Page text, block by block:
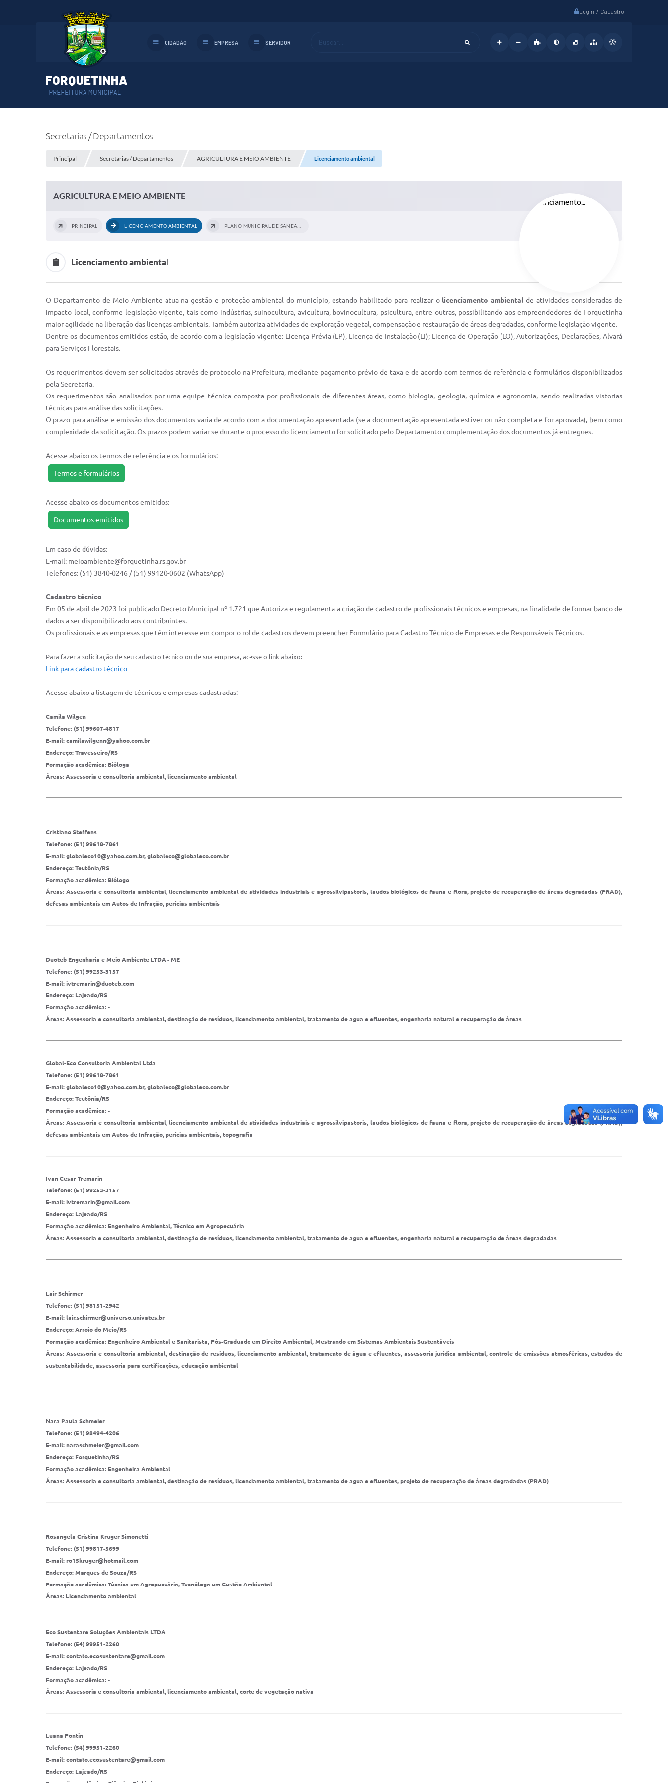
Login / Cadastro
Buscar...
CIDADÃO EMPRESA SERVIDOR
Secretarias / Departamentos
Principal Secretarias / Departamentos AGRICULTURA E MEIO AMBIENTE Licenciamento ambiental
AGRICULTURA E MEIO AMBIENTE
PRINCIPAL LICENCIAMENTO AMBIENTAL
Licenciamento ambiental
O Departamento de Meio Ambiente atua na gestão e proteção ambiental do município, estando habilitado para realizar o licenciamento ambiental de atividades consideradas de
impacto local, conforme legislação vigente, tais como indústrias, suinocultura, avicultura, bovinocultura, psicultura, entre outras, possibilitando aos empreendedores de Forquetinha
maior agilidade na liberação das licenças ambientais. Também autoriza atividades de exploração vegetal, compensação e restauração de áreas degradadas, conforme legislação vigente.
Dentre os documentos emitidos estão, de acordo com a legislação vigente: Licença Prévia (LP), Licença de Instalação (LI); Licença de Operação (LO), Autorizações, Declarações, Alvará
para Serviços Florestais.
Os requerimentos devem ser solicitados através de protocolo na Prefeitura, mediante pagamento prévio de taxa e de acordo com termos de referência e formulários disponibilizados
pela Secretaria.
Os requerimentos são analisados por uma equipe técnica composta por profissionais de diferentes áreas, como biologia, geologia, química e agronomia, sendo realizadas vistorias
técnicas para análise das solicitações.
O prazo para análise e emissão dos documentos varia de acordo com a documentação apresentada (se a documentação apresentada estiver ou não completa e for aprovada), bem como
complexidade da solicitação. Os prazos podem variar se durante o processo do licenciamento for solicitado pelo Departamento complementação dos documentos já entregues.
Acesse abaixo os termos de referência e os formulários:
Termos e formulários
Acesse abaixo os documentos emitidos:
Documentos emitidos
Em caso de dúvidas:
E-mail: meioambiente@forquetinha.rs.gov.br
Telefones: (51) 3840-0246 / (51) 99120-0602 (WhatsApp)
Cadastro técnico
Em 05 de abril de 2023 foi publicado Decreto Municipal nº 1.721 que Autoriza e regulamenta a criação de cadastro de profissionais técnicos e empresas, na finalidade de formar banco de
dados a ser disponibilizado aos contribuintes.
Os profissionais e as empresas que têm interesse em compor o rol de cadastros devem preencher Formulário para Cadastro Técnico de Empresas e de Responsáveis Técnicos.
Para fazer a solicitação de seu cadastro técnico ou de sua empresa, acesse o link abaixo:
Link para cadastro técnico
Acesse abaixo a listagem de técnicos e empresas cadastradas:
Camila Wilgen
Telefone: (51) 99607-4817
E-mail: camilawilgenn@yahoo.com.br
Endereço: Travesseiro/RS
Formação acadêmica: Bióloga
Áreas: Assessoria e consultoria ambiental, licenciamento ambiental
Cristiano Steffens
Telefone: (51) 99618-7861
E-mail: globaleco10@yahoo.com.br, globaleco@globaleco.com.br
Endereço: Teutônia/RS
Formação acadêmica: Biólogo
Áreas: Assessoria e consultoria ambiental, licenciamento ambiental de atividades industriais e agrossilvipastoris, laudos biológicos de fauna e flora, projeto de recuperação de áreas degradadas (PRAD),
defesas ambientais em Autos de Infração, perícias ambientais
Duoteb Engenharia e Meio Ambiente LTDA - ME
Telefone: (51) 99253-3157
E-mail: ivtremarin@duoteb.com
Endereço: Lajeado/RS
Formação acadêmica: -
Áreas: Assessoria e consultoria ambiental, destinação de resíduos, licenciamento ambiental, tratamento de agua e efluentes, engenharia natural e recuperação de áreas
Global-Eco Consultoria Ambiental Ltda
Telefone: (51) 99618-7861
E-mail: globaleco10@yahoo.com.br, globaleco@globaleco.com.br
Endereço: Teutônia/RS
Formação acadêmica: -
Áreas: Assessoria e consultoria ambiental, licenciamento ambiental de atividades industriais e agrossilvipastoris, laudos biológicos de fauna e flora, projeto de recuperação de áreas degradadas (PRAD),
defesas ambientais em Autos de Infração, perícias ambientais, topografia
Ivan Cesar Tremarin
Telefone: (51) 99253-3157
E-mail: ivtremarin@gmail.com
Endereço: Lajeado/RS
Formação acadêmica: Engenheiro Ambiental, Técnico em Agropecuária
Áreas: Assessoria e consultoria ambiental, destinação de resíduos, licenciamento ambiental, tratamento de agua e efluentes, engenharia natural e recuperação de áreas degradadas
Lair Schirmer
Telefone: (51) 98151-2942
E-mail: lair.schirmer@universo.univates.br
Endereço: Arroio do Meio/RS
Formação acadêmica: Engenheiro Ambiental e Sanitarista, Pós-Graduado em Direito Ambiental, Mestrando em Sistemas Ambientais Sustentáveis
Áreas: Assessoria e consultoria ambiental, destinação de resíduos, licenciamento ambiental, tratamento de água e efluentes, assessoria jurídica ambiental, controle de emissões atmosféricas, estudos de
sustentabilidade, assessoria para certificações, educação ambiental
Nara Paula Schmeier
Telefone: (51) 98494-4206
E-mail: naraschmeier@gmail.com
Endereço: Forquetinha/RS
Formação acadêmica: Engenheira Ambiental
Áreas: Assessoria e consultoria ambiental, destinação de resíduos, licenciamento ambiental, tratamento de agua e efluentes, projeto de recuperação de áreas degradadas (PRAD)
Rosangela Cristina Kruger Simonetti
Telefone: (51) 99817-5699
E-mail: ro15kruger@hotmail.com
Endereço: Marques de Souza/RS
Formação acadêmica: Técnica em Agropecuária, Tecnóloga em Gestão Ambiental
Áreas: Licenciamento ambiental
Eco Sustentare Soluções Ambientais LTDA
Telefone: (54) 99951-2260
E-mail: contato.ecosustentare@gmail.com
Endereço: Lajeado/RS
Formação acadêmica: -
Áreas: Assessoria e consultoria ambiental, licenciamento ambiental, corte de vegetação nativa
Luana Pontin
Telefone: (54) 99951-2260
E-mail: contato.ecosustentare@gmail.com
Endereço: Lajeado/RS